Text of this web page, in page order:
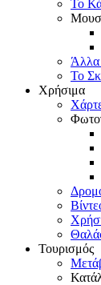
Το
Άλλα
Το
Χρήσιμα
Τουρισμός